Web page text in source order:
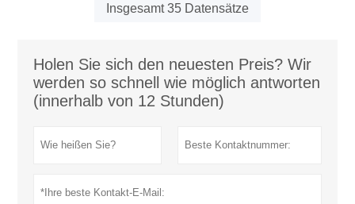
Insgesamt 35 Datensätze
Holen Sie sich den neuesten Preis? Wir
werden so schnell wie möglich antworten
(innerhalb von 12 Stunden)